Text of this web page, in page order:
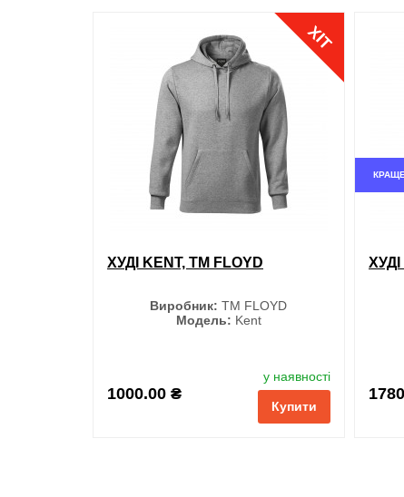
ХІТ
ХУДІ KENT, TM FLOYD
Виробник: ТМ FLOYD
Модель: Kent
1000.00 ₴
у наявності
Купити
Оранжевий
КРАЩЕ
ХУДІ